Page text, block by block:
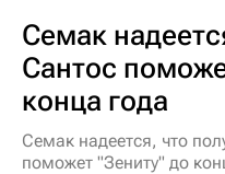
Семак
Сантос
конца года
Семак надеется, что
поможет "Зениту" до